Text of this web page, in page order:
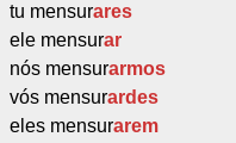
tu mensurares
ele mensurar
nós mensurarmos
vós mensurardes
eles mensurarem